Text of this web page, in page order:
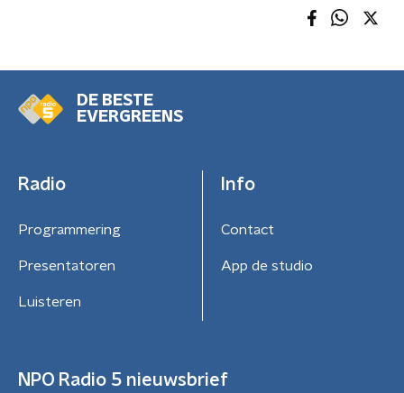
DE BESTE
EVERGREENS
Radio
Programmering
Presentatoren
Luisteren
Info
Contact
App de studio
NPO Radio 5 nieuwsbrief